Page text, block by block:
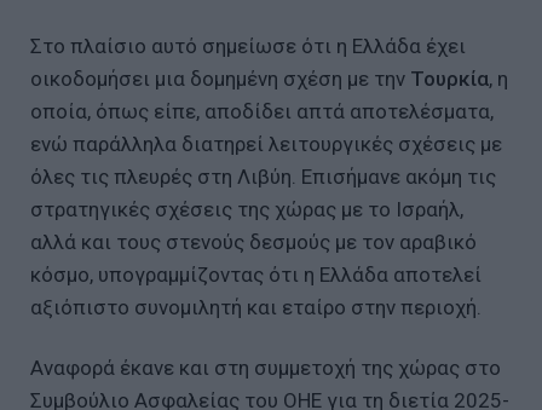
Στο πλαίσιο αυτό σημείωσε ότι η Ελλάδα έχει
οικοδομήσει μια δομημένη σχέση με την Τουρκία, η
οποία, όπως είπε, αποδίδει απτά αποτελέσματα,
ενώ παράλληλα διατηρεί λειτουργικές σχέσεις με
όλες τις πλευρές στη Λιβύη. Επισήμανε ακόμη τις
στρατηγικές σχέσεις της χώρας με το Ισραήλ,
αλλά και τους στενούς δεσμούς με τον αραβικό
κόσμο, υπογραμμίζοντας ότι η Ελλάδα αποτελεί
αξιόπιστο συνομιλητή και εταίρο στην περιοχή.
Αναφορά έκανε και στη συμμετοχή της χώρας στο
Συμβούλιο Ασφαλείας του ΟΗΕ για τη διετία 2025-